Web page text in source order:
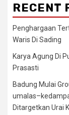
RECENT
Penghargaan
Waris Di Sading
Karya Agung Di
Prasasti
Badung Mulai
Ditargetkan Urai